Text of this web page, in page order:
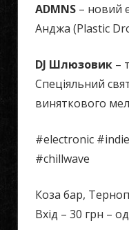
ADMNS – новий
Анджа (Plastic
DJ Шлюзовик –
Спеціяльний
виняткового
#electronic
#chillwave
Коза бар,
Вхід – 30 грн –